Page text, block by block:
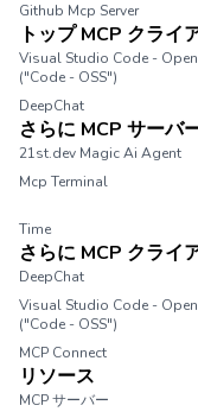
Github Mcp Server
トップ MCP クライ
Visual Studio Code -
("Code - OSS")
DeepChat
さらに MCP サーバ
21st.dev Magic Ai Agent
Mcp Terminal
Time
さらに MCP クライ
DeepChat
Visual Studio Code -
("Code - OSS")
MCP Connect
リソース
MCP サーバー